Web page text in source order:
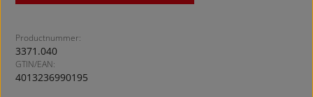
Productnummer:
3371.040
GTIN/EAN:
4013236990195